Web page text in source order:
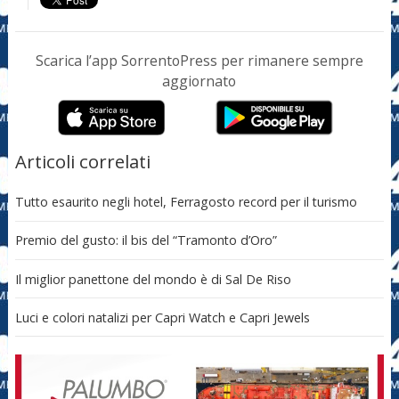
Scarica l’app SorrentoPress per rimanere sempre
aggiornato
Articoli correlati
Tutto esaurito negli hotel, Ferragosto record per il turismo
Premio del gusto: il bis del “Tramonto d’Oro”
Il miglior panettone del mondo è di Sal De Riso
Luci e colori natalizi per Capri Watch e Capri Jewels